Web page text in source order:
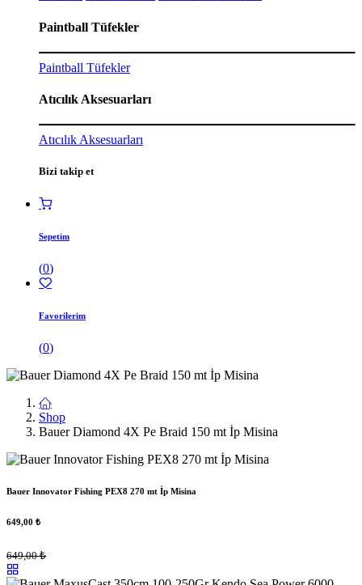
Paintball Tüfekler
Paintball Tüfekler
Atıcılık Aksesuarları
Atıcılık Aksesuarları
Bizi takip et
Sepetim
(0)
Favorilerim
(0)
Shop
Bauer Diamond 4X Pe Braid 150 mt İp Misina
Bauer Innovator Fishing PEX8 270 mt İp Misina
649,00 ₺
649,00₺